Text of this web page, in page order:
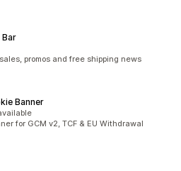
promos and free shipping news
Banner
264
for GCM v2, TCF & EU Withdrawal